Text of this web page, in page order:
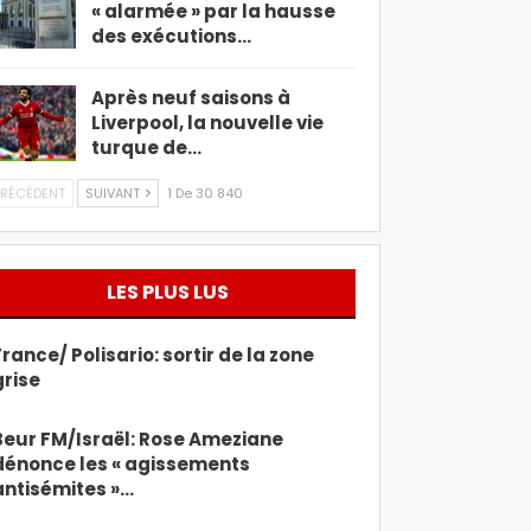
« alarmée » par la hausse
des exécutions…
Après neuf saisons à
Liverpool, la nouvelle vie
turque de…
SUIVANT 1 De 30 840
LES PLUS LUS
Polisario: sortir de la zone
FM/Israël: Rose Ameziane
les « agissements
»…